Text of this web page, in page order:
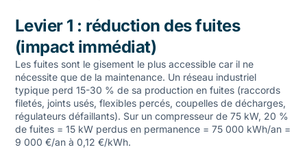
Levier 1 : réduction des fuites
(impact immédiat)
Les fuites sont le gisement le plus accessible car il ne
nécessite que de la maintenance. Un réseau industriel
typique perd 15-30 % de sa production en fuites (raccords
filetés, joints usés, flexibles percés, coupelles de décharges,
régulateurs défaillants). Sur un compresseur de 75 kW, 20 %
de fuites = 15 kW perdus en permanence = 75 000 kWh/an =
9 000 €/an à 0,12 €/kWh.